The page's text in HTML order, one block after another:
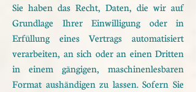
Sie haben das Recht, Daten, die wir auf
Grundlage Ihrer Einwilligung oder in
Erfüllung eines Vertrags automatisiert
verarbeiten, an sich oder an einen Dritten
in einem gängigen, maschinenlesbaren
Format aushändigen zu lassen. Sofern Sie